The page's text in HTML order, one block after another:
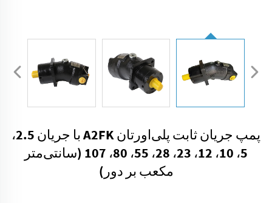
پمپ جریان ثابت پلی‌اورتان A2FK با جریان 2.5،
5، 10، 12، 23، 28، 55، 80، 107 (سانتی‌متر
مکعب بر دور)